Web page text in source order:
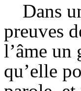
Dans
preuves
l’âme un
qu’elle